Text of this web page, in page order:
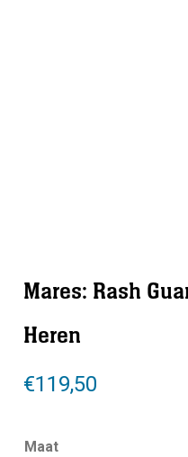
Mares: Rash
Heren
€119,50
Maat